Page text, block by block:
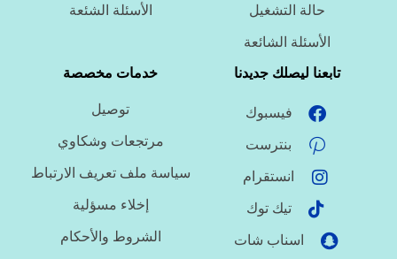
حالة التشغيل
الأسئلة الشائعة
الأسئلة الشئعة
تابعنا ليصلك جديدنا
فيسبوك
بنترست
انستقرام
تيك توك
اسناب شات
خدمات مخصصة
توصيل
مرتجعات وشكاوي
سياسة ملف تعريف الارتباط
إخلاء مسؤلية
الشروط والأحكام
ما نوع الملف؟
ما درجة الاستعجال؟
هل تحتاج تنسيقًا أو توثيق مراجع؟